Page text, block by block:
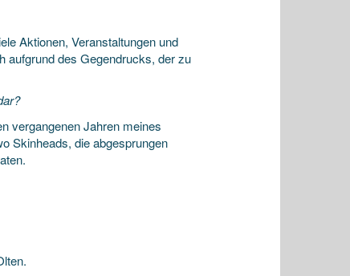
Aktionen, Veranstaltungen und
aufgrund des Gegendrucks, der zu
vergangenen Jahren meines
Skinheads, die abgesprungen